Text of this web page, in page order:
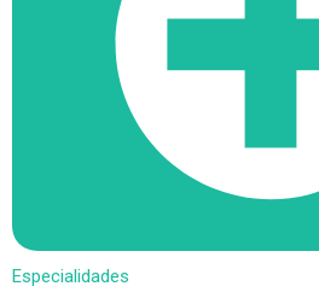
Especialidades